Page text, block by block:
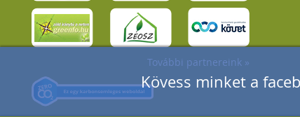
Kövess minket a
További partnereink »